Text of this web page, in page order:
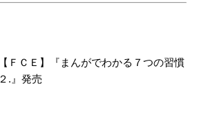
【ＦＣＥ】『まんがでわかる７つの習慣
２.』発売